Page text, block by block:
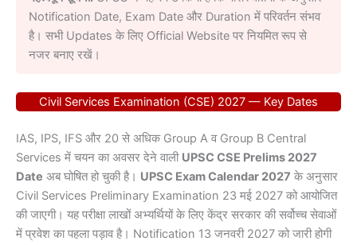
Notification Date, Exam Date और Duration में परिवर्तन संभव
है। सभी Updates के लिए Official Website पर नियमित रूप से
नजर बनाए रखें।
Civil Services Examination (CSE) 2027 — Key Dates
IAS, IPS, IFS और 20 से अधिक Group A व Group B Central
Services में चयन का अवसर देने वाली UPSC CSE Prelims 2027
Date अब घोषित हो चुकी है। UPSC Exam Calendar 2027 के अनुसार
Civil Services Preliminary Examination 23 मई 2027 को आयोजित
की जाएगी। यह परीक्षा लाखों अभ्यर्थियों के लिए केंद्र सरकार की सर्वोच्च सेवाओं
में प्रवेश का पहला पड़ाव है। Notification 13 जनवरी 2027 को जारी होगी